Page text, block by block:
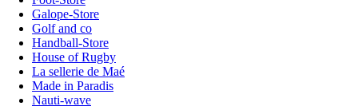
Galope-Store
Golf and co
Handball-Store
House of Rugby
La sellerie de Maé
Made in Paradis
Nauti-wave